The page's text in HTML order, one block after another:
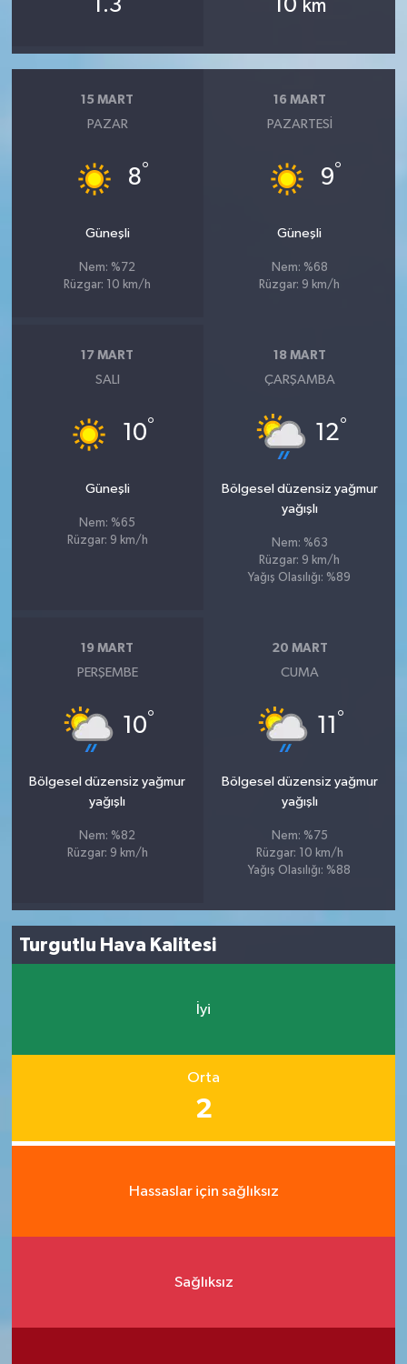
1.3 10 km
15 MART
PAZAR
8°
Güneşli
Nem: %72
Rüzgar: 10 km/h
16 MART
PAZARTESI
9°
Güneşli
Nem: %68
Rüzgar: 9 km/h
17 MART
SALI
10°
Güneşli
Nem: %65
Rüzgar: 9 km/h
18 MART
ÇARŞAMBA
12°
Bölgesel düzensiz yağmur
yağışlı
Nem: %63
Rüzgar: 9 km/h
Yağış Olasılığı: %89
19 MART
PERŞEMBE
10°
Bölgesel düzensiz yağmur
yağışlı
Nem: %82
Rüzgar: 9 km/h
20 MART
CUMA
11 °
Bölgesel düzensiz yağmur
yağışlı
Nem: %75
Rüzgar: 10 km/h
Yağış Olasılığı: %88
Turgutlu Hava Kalitesi
İyi
Orta
2
Hassaslar için sağlıksız
Sağlıksız